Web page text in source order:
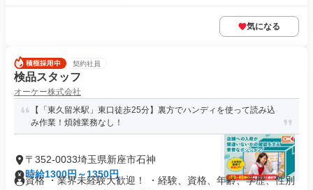
気になる
契約社員
検品スタッフ
オーケー株式会社
【「東久留米駅」東口徒歩25分】裏方でハンディを使って読み込
み作業！煩雑業務なし！
〒352-0033埼玉県新座市石神
時給1300円～1350円
資格 ・業界未経験大歓迎！ ・経験、資格、年齢、学歴、性別